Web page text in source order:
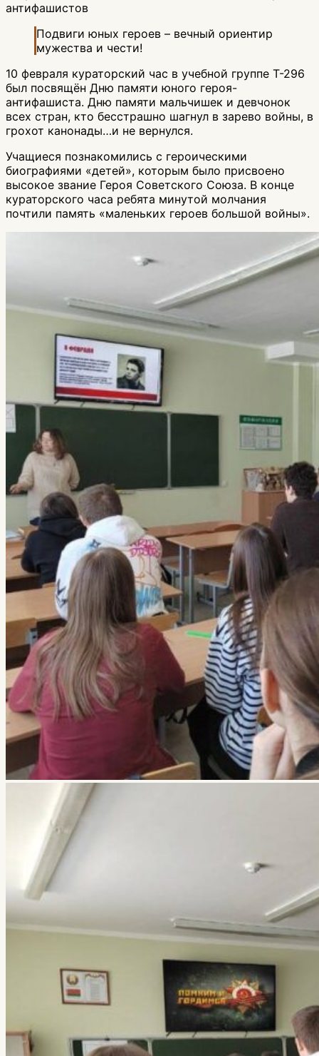
антифашистов
Подвиги юных героев – вечный ориентир
мужества и чести!
10 февраля кураторский час в учебной группе Т-296
был посвящён Дню памяти юного героя-
антифашиста. Дню памяти мальчишек и девчонок
всех стран, кто бесстрашно шагнул в зарево войны, в
грохот канонады…и не вернулся.
Учащиеся познакомились с героическими
биографиями «детей», которым было присвоено
высокое звание Героя Советского Союза. В конце
кураторского часа ребята минутой молчания
почтили память «маленьких героев большой войны».